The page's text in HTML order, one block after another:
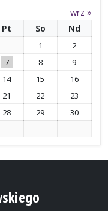
wrz »
Pt So Nd
1
2
7 8
9
14 15
16
21 22
23
28 29
30